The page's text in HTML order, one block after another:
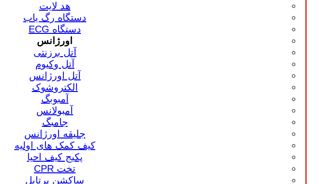
هد لایت
دستگاه رگ یاب
دستگاه ECG
اورژانس
آتل برزنتی
آتل وکیوم
آتل اورژانس
الکتروشوک
آمبوبگ
آمبولانس
جامبگ
جلیقه اورژانس
کیف کمک های اولیه
پکیج کیف احیا
تخت CPR
ساکشن پرتابل